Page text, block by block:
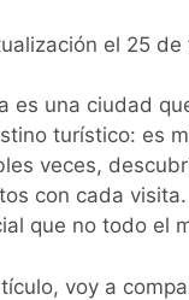
el 25
es una ciudad
turístico: es
veces,
con cada
que no todo el
voy a